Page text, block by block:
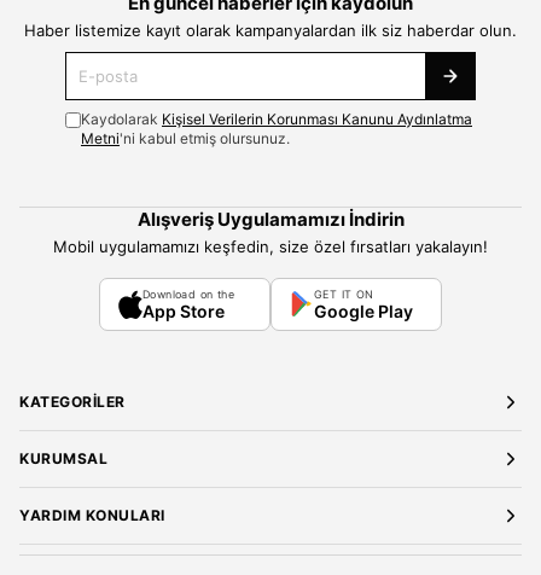
Haber listemize kayıt olarak kampanyalardan ilk siz haberdar olun.
Kaydolarak Kişisel Verilerin Korunması Kanunu Aydınlatma
Metni'ni kabul etmiş olursunuz.
Alışveriş Uygulamamızı İndirin
Mobil uygulamamızı keşfedin, size özel fırsatları yakalayın!
Download on the
App Store
GET IT ON
Google Play
KATEGORILER
Gömlek
KURUMSAL
Mağazalarımız
YARDIM KONULARI
Üyelik Sözleşmesi